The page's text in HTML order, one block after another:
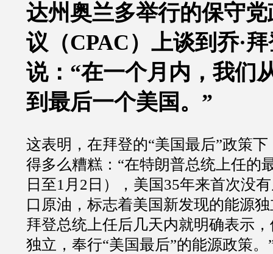
达州奥兰多举行的保守
议（CPAC）上谈到乔·
说：“在一个月内，我们
到最后一个美国。”
这表明，在拜登的“美国最后”政策
得多么糟糕：“在特朗普总统上任的
日至1月2日），美国35年来首次没
口原油，标志着美国新发现的能源
拜登总统上任后几天内就明确表示
独立，奉行“美国最后”的能源政策。